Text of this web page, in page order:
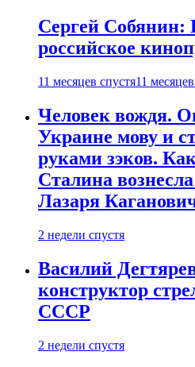
Сергей Собянин:
российское
11 месяцев спустя11
Человек вождя.
Украине мову и
руками зэков.
Сталина
Лазаря
2 недели спустя
Василий
конструктор
СССР
2 недели спустя